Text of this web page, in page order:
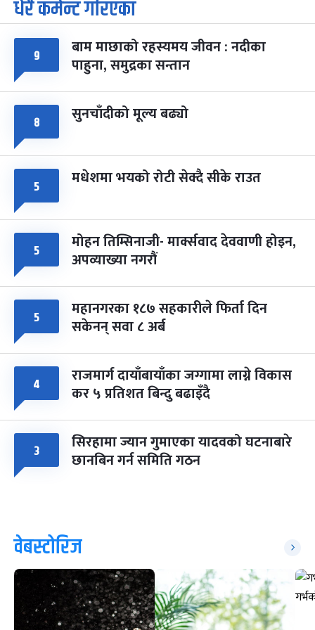
७
आइत चैत्र ७, २०८३-Mar 21, 2027
८ फागुपूर्णिमा
चैत्र ८, २०८३-Mar 22, 2027
७ महिना बाँकी
धेरै कमेन्ट गरिएका
९ बाम माछाको रहस्यमय जीवन : नदीका
पाहुना, समुद्रका सन्तान
८ सुनचाँदीको मूल्य बढ्यो
५ मधेशमा भयको रोटी सेक्दै सीके राउत
५ मोहन तिम्सिनाजी- मार्क्सवाद देववाणी होइन,
अपव्याख्या नगरौं
५ महानगरका १८७ सहकारीले फिर्ता दिन
सकेनन् सवा ८ अर्ब
४ राजमार्ग दायाँबायाँका जग्गामा लाग्ने विकास
कर ५ प्रतिशत बिन्दु बढाइँदै
३ सिरहामा ज्यान गुमाएका यादवको घटनाबारे
छानबिन गर्न समिति गठन
वेबस्टोरिज